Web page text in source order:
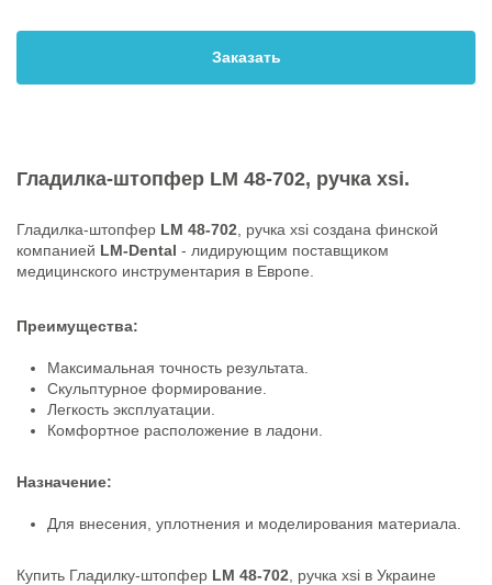
Заказать
Гладилка-штопфер LM 48-702, ручка xsi.
Гладилка-штопфер LM 48-702, ручка xsi создана финской
компанией LM-Dental - лидирующим поставщиком
медицинского инструментария в Европе.
Преимущества:
Максимальная точность результата.
Скульптурное формирование.
Легкость эксплуатации.
Комфортное расположение в ладони.
Назначение:
Для внесения, уплотнения и моделирования материала.
Купить Гладилку-штопфер LM 48-702 , ручка xsi в Украине